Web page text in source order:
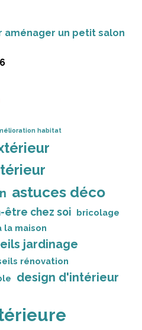
aménager un petit salon
habitat
astuces déco
être chez soi
bricolage
la maison
jardinage
rénovation
design d'intérieur